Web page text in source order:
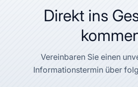
Direkt ins
Vereinbaren Sie einen
Informationstermin über